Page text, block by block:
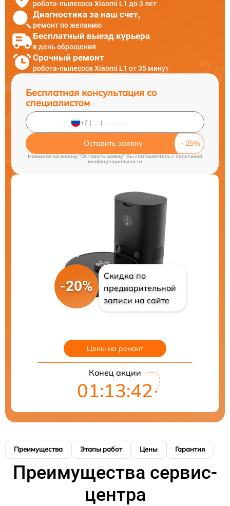
робота-пылесоса Xiaomi L1 до 3 лет
Диагностика за наш счет,
ремонт по желанию
Бесплатный выезд курьера
в день обращения
Срочный ремонт
робота-пылесоса Xiaomi L1 от 35 минут
Бесплатная консультация со
специалистом
Оставить заявку
Нажимая на кнопку "Оставить заявку" Вы соглашаетесь cполитикой
конфиденциальности
-20%
Скидка по
предварительной
записи на сайте
Цены на ремонт
Конец акции
01:13:41
Преимущества Этапы работ Цены Гарантия
Преимущества сервис-
центра